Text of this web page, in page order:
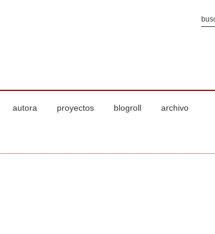
autora proyectos blogroll archivo